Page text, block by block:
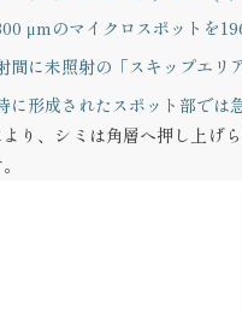
μmのマイクロスポットを
間に未照射の「スキップエリ
に形成されたスポット部では
り、 シミは角層へ押し上げ